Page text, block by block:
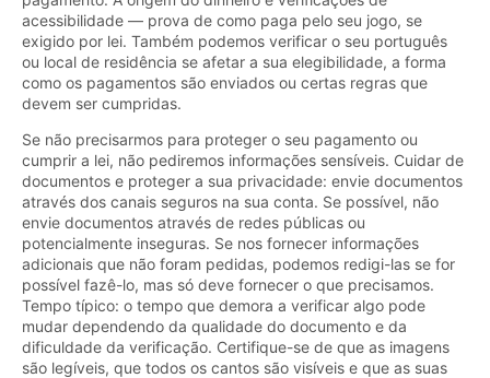
acessibilidade — prova de como paga pelo seu jogo, se
exigido por lei. Também podemos verificar o seu português
ou local de residência se afetar a sua elegibilidade, a forma
como os pagamentos são enviados ou certas regras que
devem ser cumpridas.
Se não precisarmos para proteger o seu pagamento ou
cumprir a lei, não pediremos informações sensíveis. Cuidar de
documentos e proteger a sua privacidade: envie documentos
através dos canais seguros na sua conta. Se possível, não
envie documentos através de redes públicas ou
potencialmente inseguras. Se nos fornecer informações
adicionais que não foram pedidas, podemos redigi-las se for
possível fazê-lo, mas só deve fornecer o que precisamos.
Tempo típico: o tempo que demora a verificar algo pode
mudar dependendo da qualidade do documento e da
dificuldade da verificação. Certifique-se de que as imagens
são legíveis, que todos os cantos são visíveis e que as suas